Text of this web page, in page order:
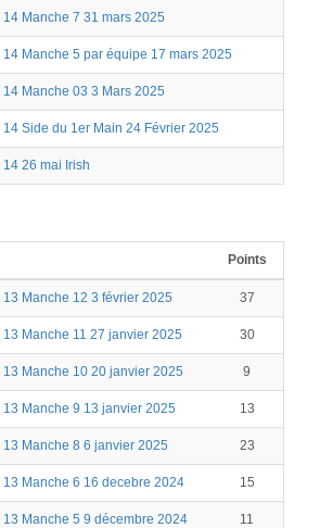
Manche 7 31 mars 2025
Manche 5 par équipe 17 mars 2025
Manche 03 3 Mars 2025
Side du 1er Main 24 Février 2025
26 mai Irish
Points
Manche 12 3 février 2025 37
Manche 11 27 janvier 2025 30
13 Manche 10 20 janvier 2025 9
13 Manche 9 13 janvier 2025 13
13 Manche 8 6 janvier 2025 23
13 Manche 6 16 decebre 2024 15
13 Manche 5 9 décembre 2024 11